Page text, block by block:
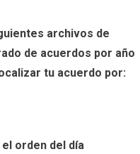
archivos de
de acuerdos por año
tu acuerdo por:
orden del día